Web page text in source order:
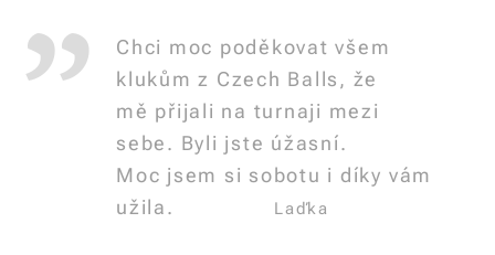
Chci moc poděkovat všem
klukům z Czech Balls, že
mě přijali na turnaji mezi
sebe. Byli jste úžasní.
Moc jsem si sobotu i díky vám
užila.
Laďka